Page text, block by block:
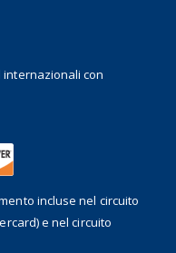
internazionalicon
incluse nel circuito
e nel circuito